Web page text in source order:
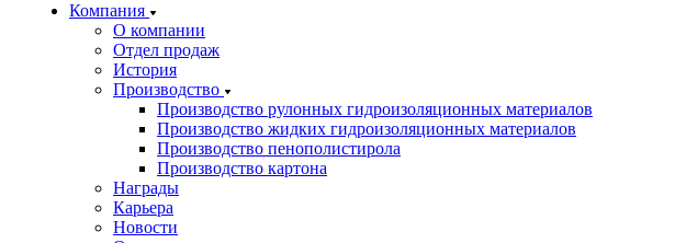
Компания
О компании
Отдел продаж
История
Производство
Производство рулонных гидроизоляционных материалов
Производство жидких гидроизоляционных материалов
Производство пенополистирола
Производство картона
Награды
Карьера
Новости